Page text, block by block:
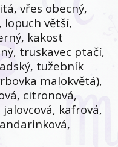
vřes obecný,
lopuch větší,
kakost
truskavec ptačí,
tužebník
malokvětá),
citronová,
kafrová,